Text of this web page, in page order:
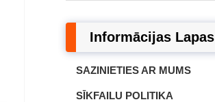
Informācijas Lapas
SAZINIETIES AR MUMS
SĪKFAILU POLITIKA